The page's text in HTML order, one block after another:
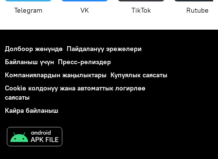
Telegram VK ТikТоk Rutube
Долбоор жөнүндө Пайдалануу эрежелери
Байланыш үчүн Пресс-релиздер
Компаниялардын жаңылыктары Купуялык саясаты
Cookie колдонуу жана автоматтык логирлөө
саясаты
Кайра байланыш